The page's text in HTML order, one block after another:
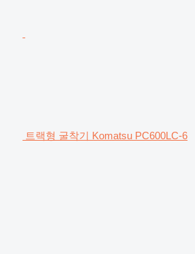
트랙형 굴착기 Komatsu PC600LC-6